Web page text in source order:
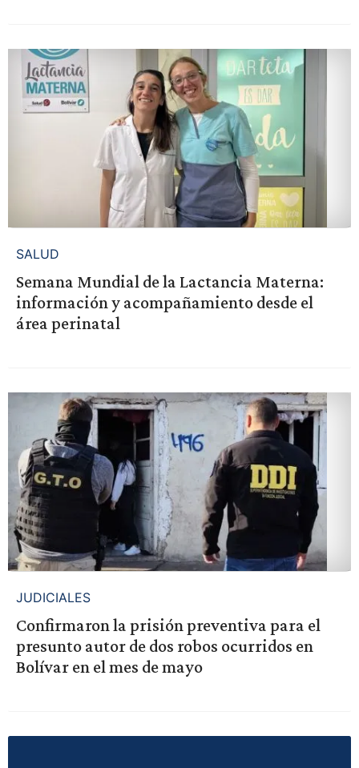
SALUD
Semana Mundial de la Lactancia Materna:
información y acompañamiento desde el
área perinatal
JUDICIALES
Confirmaron la prisión preventiva para el
presunto autor de dos robos ocurridos en
Bolívar en el mes de mayo